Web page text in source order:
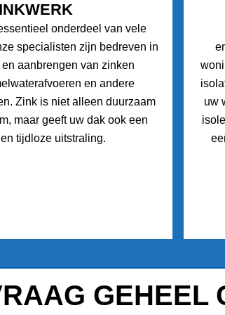
onderdeel van vele
specialisten zijn bedreven in
aanbrengen van zinken
en andere
Zink is niet alleen duurzaam
maar geeft uw dak ook een
tijdloze uitstraling.
uw
GEHEEL